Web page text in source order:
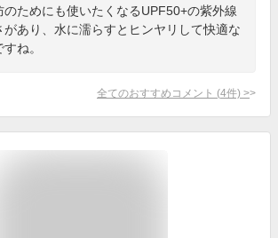
のためにも使いたくなるUPF50+の紫外線
があり、水に濡らすとヒンヤリして快適な
ね。
全てのおすすめコメント (4件) >